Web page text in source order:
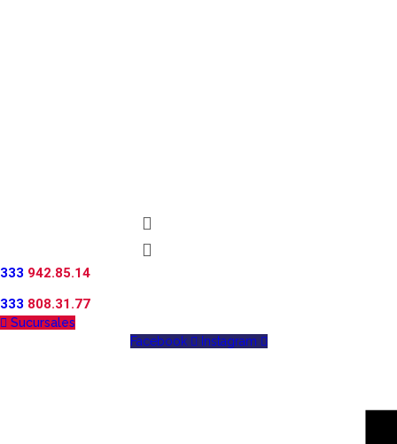
333 942.85.14
333 808.31.77
Sucursales
Facebook
Instagram